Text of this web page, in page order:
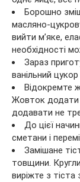
Борошно
масляно-
вийти м’яке,
необхідності
Зараз
ванільний
Відокремте
Жовток додати
додавати не
До цієї
сметани і
Замішане
товщини.
виріжте з